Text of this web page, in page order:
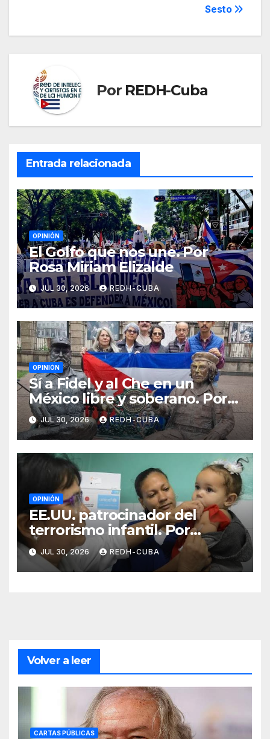
entradas
Sesto
Por REDH-Cuba
Entrada relacionada
OPINIÓN
El Golfo que nos une. Por
Rosa Miriam Elizalde
JUL 30, 2026 REDH-CUBA
OPINIÓN
Sí a Fidel y al Che en un
México libre y soberano. Por
Luis Manuel Arce Issac
JUL 30, 2026 REDH-CUBA
OPINIÓN
EE.UU. patrocinador del
terrorismo infantil. Por
Ramón Pedregal Casanova
JUL 30, 2026 REDH-CUBA
Volver a leer
CARTAS PÚBLICAS